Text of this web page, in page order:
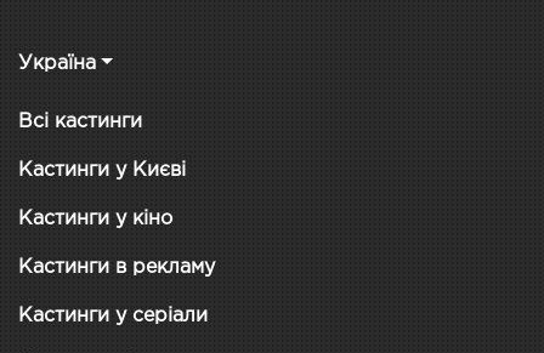
Україна
Всі кастинги
Кастинги у Києві
Кастинги у кіно
Кастинги в рекламу
Кастинги у серіали